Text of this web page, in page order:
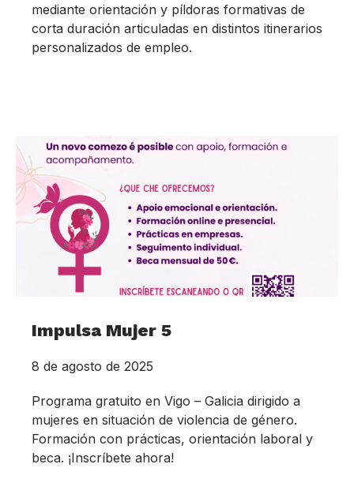
mediante orientación y píldoras formativas de
corta duración articuladas en distintos itinerarios
personalizados de empleo.
Impulsa Mujer 5
8 de agosto de 2025
Programa gratuito en Vigo – Galicia dirigido a
mujeres en situación de violencia de género.
Formación con prácticas, orientación laboral y
beca. ¡Inscríbete ahora!